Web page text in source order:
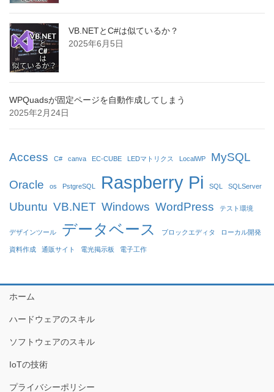
VB.NETとC#は似ているか？
2025年6月5日
WPQuadsが固定ページを自動作成してしまう
2025年2月24日
Access C# canva EC-CUBE LEDマトリクス LocalWP MySQL
Oracle os PstgreSQL Raspberry Pi SQL SQLServer
Ubuntu VB.NET Windows WordPress テスト環境
デザインツール データベース ブロックエディタ ローカル開発
資料作成 通販サイト 電光掲示板 電子工作
ホーム
ハードウェアのスキル
ソフトウェアのスキル
IoTの技術
プライバシーポリシー